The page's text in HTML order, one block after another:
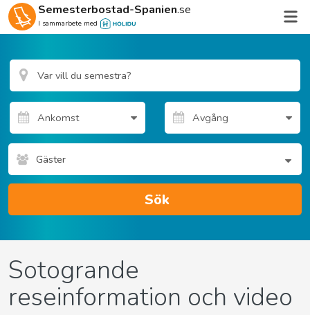
Semesterbostad-Spanien.se
I sammarbete med
Gäster
Sök
Sotogrande
reseinformation och video